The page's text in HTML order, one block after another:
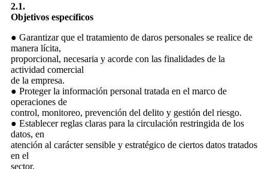
2.1.
Objetivos específicos
● Garantizar que el tratamiento de daros personales se realice de
manera lícita,
proporcional, necesaria y acorde con las finalidades de la
actividad comercial
de la empresa.
● Proteger la información personal tratada en el marco de
operaciones de
control, monitoreo, prevención del delito y gestión del riesgo.
● Establecer reglas claras para la circulación restringida de los
datos, en
atención al carácter sensible y estratégico de ciertos datos tratados
en el
sector.